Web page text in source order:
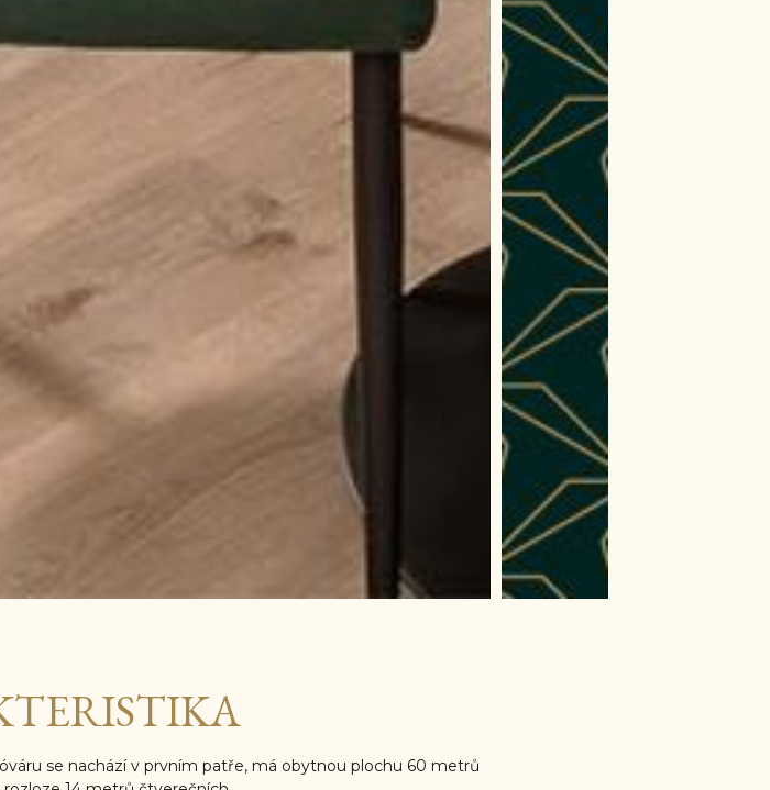
se nachází v prvním patře, má obytnou plochu 60 metrů